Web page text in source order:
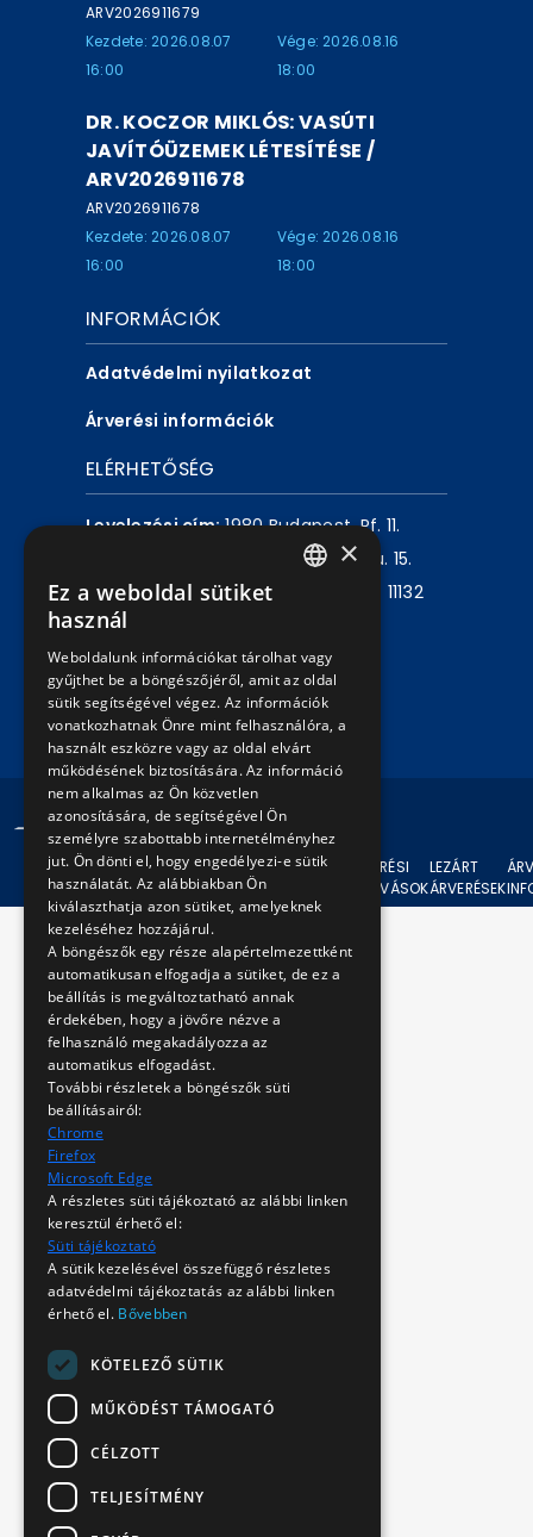
ARV2026911679
Kezdete: 2026.08.07
16:00
Vége: 2026.08.16
18:00
DR. KOCZOR MIKLÓS: VASÚTI
JAVÍTÓÜZEMEK LÉTESÍTÉSE /
ARV2026911678
ARV2026911678
Kezdete: 2026.08.07
16:00
Vége: 2026.08.16
18:00
INFORMÁCIÓK
Adatvédelmi nyilatkozat
Árverési információk
ELÉRHETŐSÉG
Levelezési cím:1980 Budapest, Pf. 11.
1072 Budapest, Akácfa u. 15.
Központ telefon: +36 1 461 6500 / 11132
mellék
Írjon nekünk!
© 2024 BKV Minden jog fenntartva.
AKTUÁLIS
ÁRVERÉSI
FELHÍVÁSOK
LEZÁRT
ÁRVERÉSEK
×
Ez a weboldal sütiket
használ
Weboldalunk információkat tárolhat vagy
gyűjthet be a böngészőjéről, amit az oldal
sütik segítségével végez. Az információk
vonatkozhatnak Önre mint felhasználóra, a
használt eszközre vagy az oldal elvárt
működésének biztosítására. Az információ
nem alkalmas az Ön közvetlen
azonosítására, de segítségével Ön
személyre szabottabb internetélményhez
jut. Ön dönti el, hogy engedélyezi-e sütik
használatát. Az alábbiakban Ön
kiválaszthatja azon sütiket, amelyeknek
kezeléséhez hozzájárul.
A böngészők egy része alapértelmezettként
automatikusan elfogadja a sütiket, de ez a
beállítás is megváltoztatható annak
érdekében, hogy a jövőre nézve a
felhasználó megakadályozza az
automatikus elfogadást.
További részletek a böngészők süti
beállításairól:
Chrome
Firefox
Microsoft Edge
A részletes süti tájékoztató az alábbi linken
keresztül érhető el:
Süti tájékoztató
A sütik kezelésével összefüggő részletes
adatvédelmi tájékoztatás az alábbi linken
érhető el. Bővebben
KÖTELEZŐ SÜTIK
MŰKÖDÉST TÁMOGATÓ
CÉLZOTT
TELJESÍTMÉNY